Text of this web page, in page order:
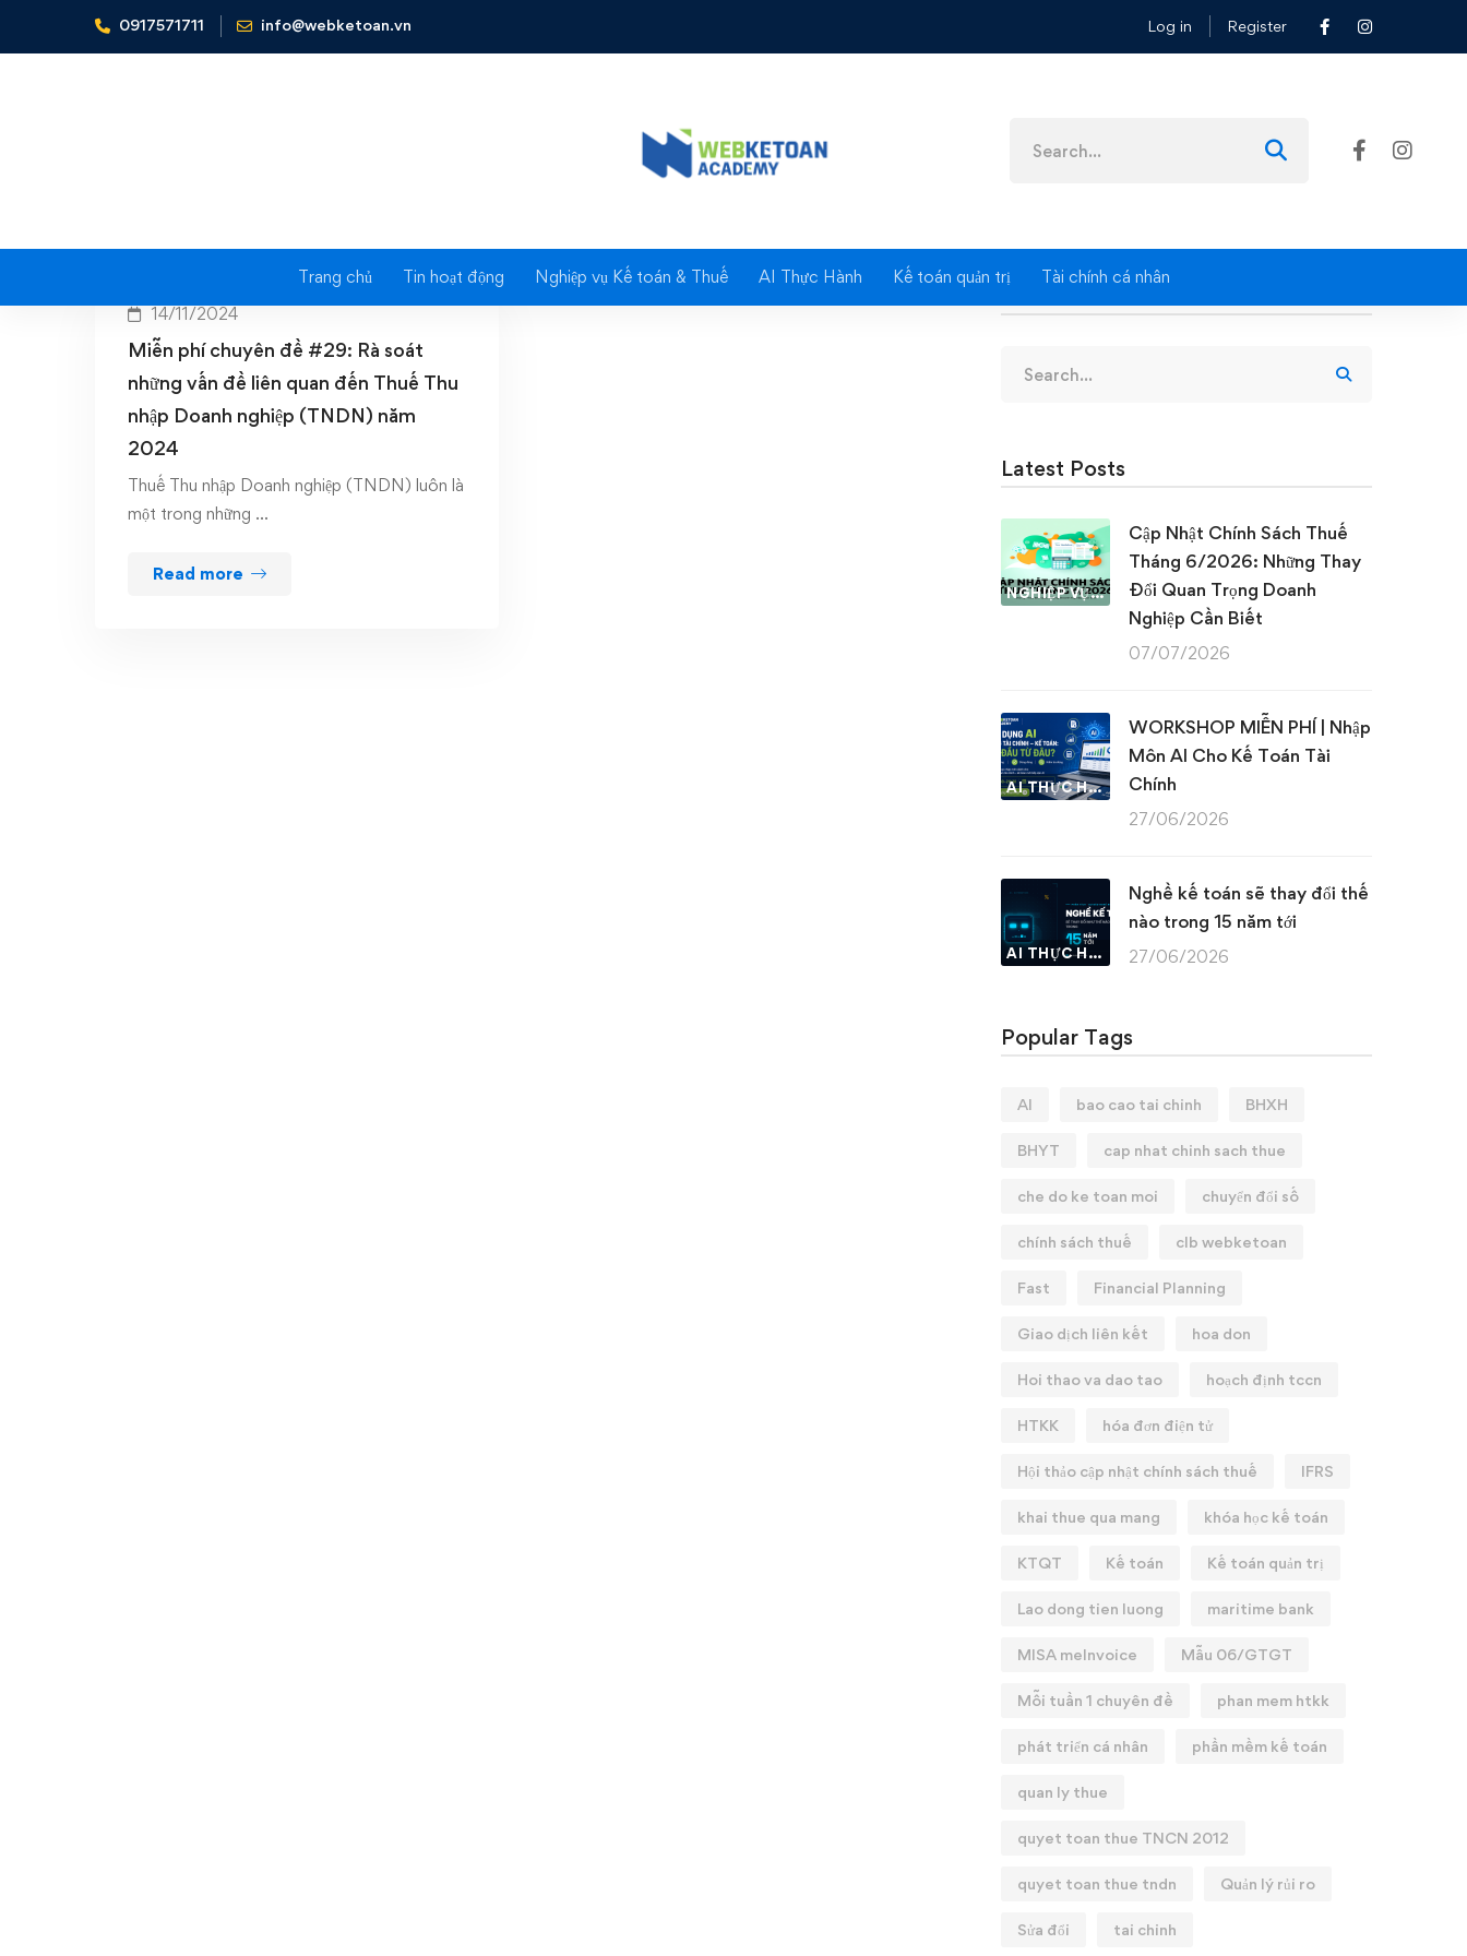
0917571711 info@webketoan.vn Log in Register
for:
Trang chủ Tin hoạt động Nghiệp vụ Kế toán & Thuế AI Thực Hành Kế toán quản trị Tài chính cá nhân
Home rủi ro thuế TNDN
14/11/2024
Miễn phí chuyên đề #29: Rà soát
những vấn đề liên quan đến Thuế Thu
nhập Doanh nghiệp (TNDN) năm
2024
Thuế Thu nhập Doanh nghiệp (TNDN) luôn là
một trong những …
Read more
for:
Latest Posts
NGHIỆP VỤ KẾ TOÁN & THUẾ
Cập Nhật Chính Sách Thuế
Tháng 6/2026: Những Thay
Đổi Quan Trọng Doanh
Nghiệp Cần Biết
07/07/2026
AI THỰC HÀNH
WORKSHOP MIỄN PHÍ | Nhập
Môn AI Cho Kế Toán Tài
Chính
27/06/2026
AI THỰC HÀNH
Nghề kế toán sẽ thay đổi thế
nào trong 15 năm tới
27/06/2026
Popular Tags
AI bao cao tai chinh BHXH
BHYT cap nhat chinh sach thue
che do ke toan moi chuyển đổi số
chính sách thuế clb webketoan
Fast Financial Planning
Giao dịch liên kết hoa don
Hoi thao va dao tao hoạch định tccn
HTKK hóa đơn điện tử
Hội thảo cập nhật chính sách thuế IFRS
khai thue qua mang khóa học kế toán
KTQT Kế toán Kế toán quản trị
Lao dong tien luong maritime bank
MISA meInvoice Mẫu 06/GTGT
Mỗi tuần 1 chuyên đề phan mem htkk
phát triển cá nhân phần mềm kế toán
quan ly thue
quyet toan thue TNCN 2012
quyet toan thue tndn Quản lý rủi ro
Sửa đổi tai chinh